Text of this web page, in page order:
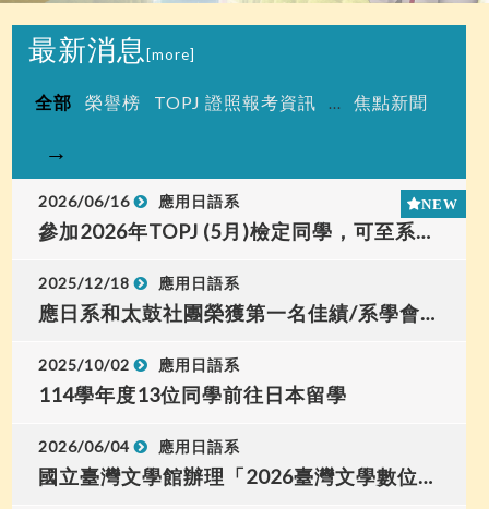
最新消息[more]
全部 榮譽榜 TOPJ 證照報考資訊 ... 焦點新聞
→
2026/06/16 應用日語系
參加2026年TOPJ (5月)檢定同學，可至系辦公室領取認定書及成績單
2025/12/18 應用日語系
應日系和太鼓社團榮獲第一名佳績/系學會獲績優獎!
2025/10/02 應用日語系
114學年度13位同學前往日本留學
2026/06/04 應用日語系
國立臺灣文學館辦理「2026臺灣文學數位遊戲腳本徵選」